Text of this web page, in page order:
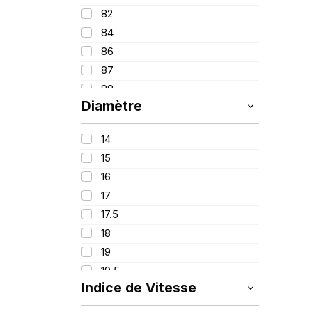
325
365
385
395
95
100
82
84
86
87
88
89
91
92
93
94
95
96
97
98
100
Diamètre
14
15
16
17
17.5
18
19
19.5
20
21
Indice de Vitesse